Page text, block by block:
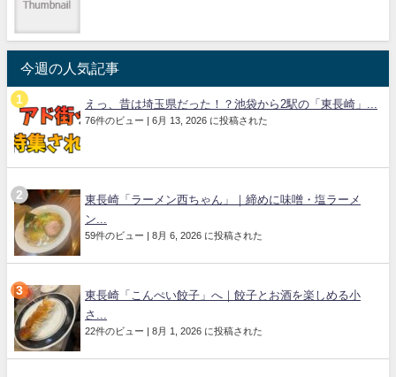
今週の人気記事
えっ、昔は埼玉県だった！？池袋から2駅の「東長崎」...
76件のビュー | 6月 13, 2026 に投稿された
東長崎「ラーメン西ちゃん」｜締めに味噌・塩ラーメ
ン...
59件のビュー | 8月 6, 2026 に投稿された
東長崎「こんぺい餃子」へ｜餃子とお酒を楽しめる小
さ...
22件のビュー | 8月 1, 2026 に投稿された